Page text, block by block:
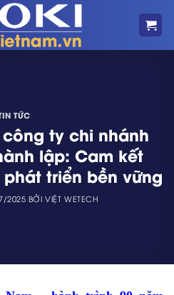
TỨC
ty chi nhánh
lập: Cam kết
triển bền vững
2025 BỞIVIỆT WETECH